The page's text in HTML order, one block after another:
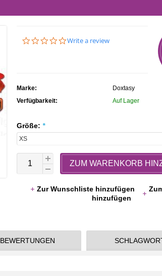
0.0
Write a review
Marke:
Doxtasy
Verfügbarkeit:
Auf Lager
Größe: *
ZUM WARENKORB
Zur Wunschliste hinzufügen
hinzufügen
BEWERTUNGEN